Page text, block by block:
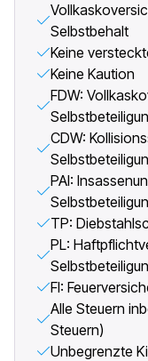
Selbstbehalt
Keine
Keine Kaution
FDW:
CDW:
PAI:
TP:
PL:
FI:
Alle Steuern
Steuern)
Unbegrenzte